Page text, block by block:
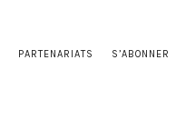
PARTENARIATS S’ABONNER